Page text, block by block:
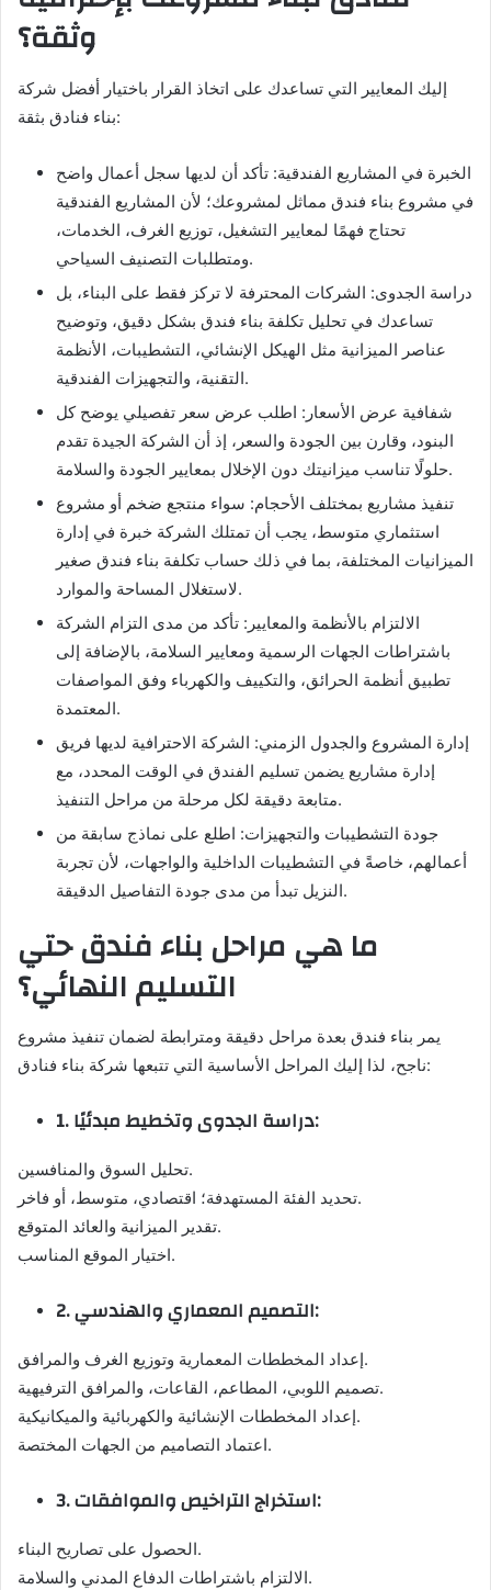
وثقة؟
إليك المعايير التي تساعدك على اتخاذ القرار باختيار أفضل شركة
بناء فنادق بثقة:
الخبرة في المشاريع الفندقية: تأكد أن لديها سجل أعمال واضح
في مشروع بناء فندق مماثل لمشروعك؛ لأن المشاريع الفندقية
تحتاج فهمًا لمعايير التشغيل، توزيع الغرف، الخدمات،
ومتطلبات التصنيف السياحي.
دراسة الجدوى: الشركات المحترفة لا تركز فقط على البناء، بل
تساعدك في تحليل تكلفة بناء فندق بشكل دقيق، وتوضيح
عناصر الميزانية مثل الهيكل الإنشائي، التشطيبات، الأنظمة
التقنية، والتجهيزات الفندقية.
شفافية عرض الأسعار: اطلب عرض سعر تفصيلي يوضح كل
البنود، وقارن بين الجودة والسعر، إذ أن الشركة الجيدة تقدم
حلولًا تناسب ميزانيتك دون الإخلال بمعايير الجودة والسلامة.
تنفيذ مشاريع بمختلف الأحجام: سواء منتجع ضخم أو مشروع
استثماري متوسط، يجب أن تمتلك الشركة خبرة في إدارة
الميزانيات المختلفة، بما في ذلك حساب تكلفة بناء فندق صغير
لاستغلال المساحة والموارد.
الالتزام بالأنظمة والمعايير: تأكد من مدى التزام الشركة
باشتراطات الجهات الرسمية ومعايير السلامة، بالإضافة إلى
تطبيق أنظمة الحرائق، والتكييف والكهرباء وفق المواصفات
المعتمدة.
إدارة المشروع والجدول الزمني: الشركة الاحترافية لديها فريق
إدارة مشاريع يضمن تسليم الفندق في الوقت المحدد، مع
متابعة دقيقة لكل مرحلة من مراحل التنفيذ.
جودة التشطيبات والتجهيزات: اطلع على نماذج سابقة من
أعمالهم، خاصةً في التشطيبات الداخلية والواجهات، لأن تجربة
النزيل تبدأ من مدى جودة التفاصيل الدقيقة.
ما هي مراحل بناء فندق حتي
التسليم النهائي؟
يمر بناء فندق بعدة مراحل دقيقة ومترابطة لضمان تنفيذ مشروع
ناجح، لذا إليك المراحل الأساسية التي تتبعها شركة بناء فنادق:
1. دراسة الجدوى وتخطيط مبدئيًا:
تحليل السوق والمنافسين.
تحديد الفئة المستهدفة؛ اقتصادي، متوسط، أو فاخر.
تقدير الميزانية والعائد المتوقع.
اختيار الموقع المناسب.
2. التصميم المعماري والهندسي:
إعداد المخططات المعمارية وتوزيع الغرف والمرافق.
تصميم اللوبي، المطاعم، القاعات، والمرافق الترفيهية.
إعداد المخططات الإنشائية والكهربائية والميكانيكية.
اعتماد التصاميم من الجهات المختصة.
3. استخراج التراخيص والموافقات:
الحصول على تصاريح البناء.
الالتزام باشتراطات الدفاع المدني والسلامة.